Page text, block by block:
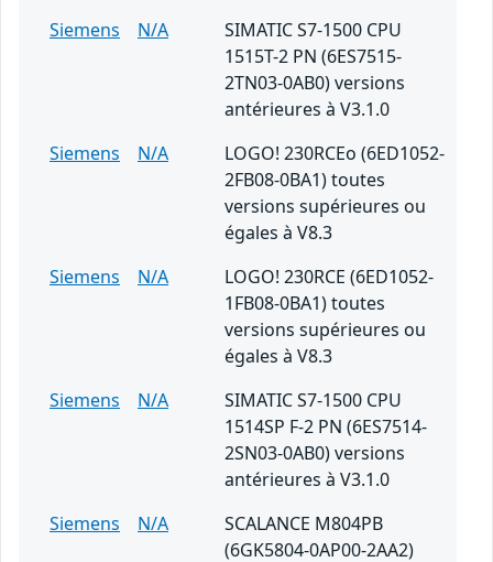
Siemens
N/A
SIMATIC S7-1500 CPU
1515T-2 PN (6ES7515-
2TN03-0AB0) versions
antérieures à V3.1.0
Siemens
N/A
LOGO! 230RCEo (6ED1052-
2FB08-0BA1) toutes
versions supérieures ou
égales à V8.3
Siemens
N/A
LOGO! 230RCE (6ED1052-
1FB08-0BA1) toutes
versions supérieures ou
égales à V8.3
Siemens
N/A
SIMATIC S7-1500 CPU
1514SP F-2 PN (6ES7514-
2SN03-0AB0) versions
antérieures à V3.1.0
Siemens
N/A
SCALANCE M804PB
(6GK5804-0AP00-2AA2)